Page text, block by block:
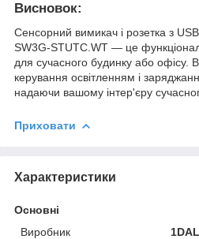
Висновок:
Сенсорний вимикач і розетка з
SW3G-STUTC.WT — це
для сучасного будинку або офісу.
керування освітленням і
надаючи вашому інтер'єру
Приховати
Характеристики
Основні
Виробник
1DAL